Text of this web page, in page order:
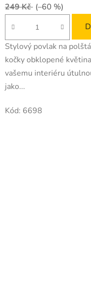
249 Kč (–60 %)
Stylový povlak na
kočky obklopené
vašemu interiéru
jako...
Kód: 6698